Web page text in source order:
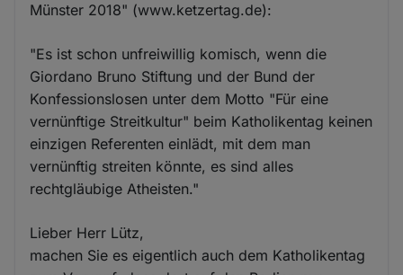
Münster 2018" (www.ketzertag.de):
"Es ist schon unfreiwillig komisch, wenn die
Giordano Bruno Stiftung und der Bund der
Konfessionslosen unter dem Motto "Für eine
vernünftige Streitkultur" beim Katholikentag keinen
einzigen Referenten einlädt, mit dem man
vernünftig streiten könnte, es sind alles
rechtgläubige Atheisten."
Lieber Herr Lütz,
machen Sie es eigentlich auch dem Katholikentag